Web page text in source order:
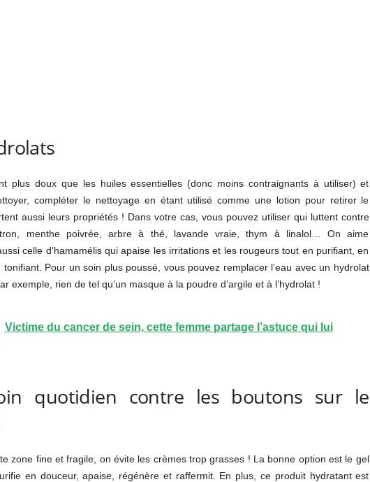
plus doux que les huiles essentielles (donc moins contraignants à utiliser) et
compléter le nettoyage en étant utilisé comme une lotion pour retirer le
aussi leurs propriétés ! Dans votre cas, vous pouvez utiliser qui luttent contre
menthe poivrée, arbre à thé, lavande vraie, thym à linalol… On aime
celle d’hamamélis qui apaise les irritations et les rougeurs tout en purifiant, en
tonifiant. Pour un soin plus poussé, vous pouvez remplacer l’eau avec un hydrolat
exemple, rien de tel qu’un masque à la poudre d’argile et à l’hydrolat !
Victime du cancer de sein, cette femme partage l’astuce qui lui
quotidien contre les boutons sur le
zone fine et fragile, on évite les crèmes trop grasses ! La bonne option est le gel
en douceur, apaise, régénère et raffermit. En plus, ce produit hydratant est